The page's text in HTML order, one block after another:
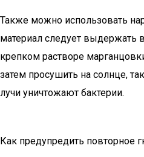
Также можно использовать
материал следует выдержать
крепком растворе
затем просушить на солнце,
лучи уничтожают бактерии.
Как предупредить повторное